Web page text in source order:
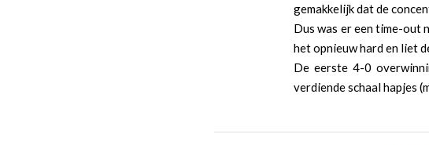
gemakkelijk dat de
Dus was er een time-out
het opnieuw hard en liet
De eerste 4-0
verdiende schaal hapjes